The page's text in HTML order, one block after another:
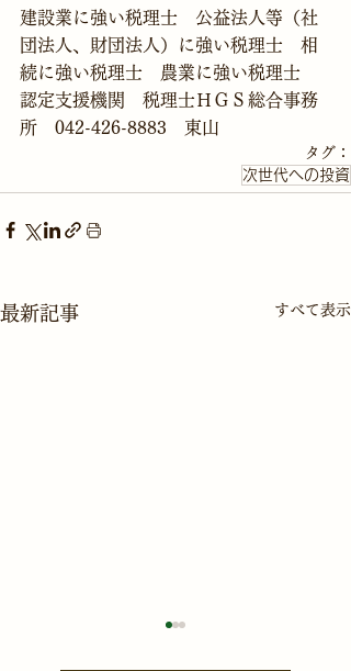
建設業に強い税理士　公益法人等（社
団法人、財団法人）に強い税理士　相
続に強い税理士　農業に強い税理士
認定支援機関　税理士ＨＧＳ総合事務
所　042-426-8883　東山
タグ：
次世代への投資
最新記事 すべて表示